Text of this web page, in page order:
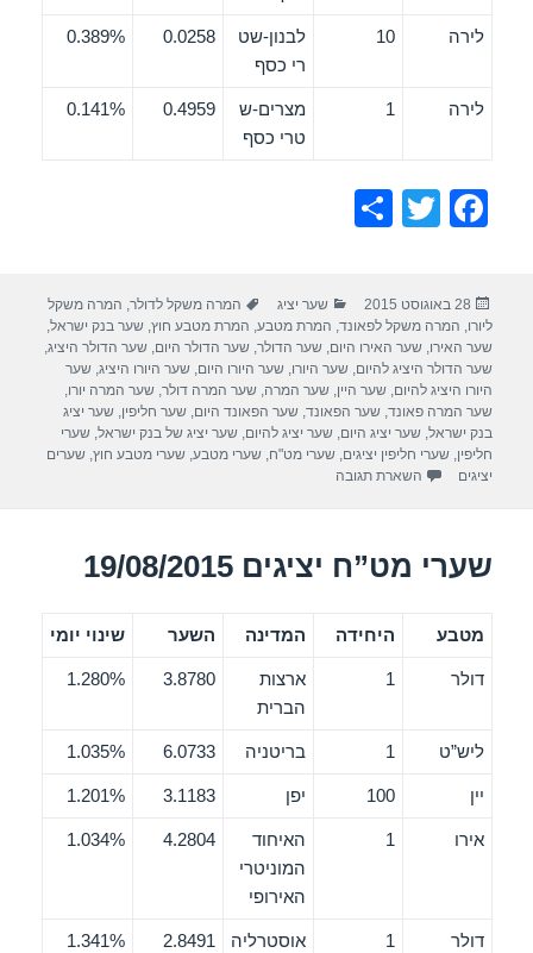
לירה 10
לבנון-שט
רי כסף
0.0258
0.389%
לירה 1
מצרים-ש
טרי כסף
0.4959
0.141%
F
e
b
o
o
k
T
er
e
פורסם
בתאריך
28 באוגוסט 2015 קטגוריות
שער יציג תגיות
המרה משקל לדולר, המרה משקל
ליורו, המרה משקל לפאונד, המרת מטבע, המרת מטבע חוץ,שער בנק ישראל,
שער האירו,שער האירו היום,שער הדולר,שער הדולר היום,שער הדולר היציג,
שער הדולר היציג להיום,שער היורו,שער היורו היום,שער היורו היציג,שער
היורו היציג להיום,שער היין,שער המרה,שער המרה דולר,שער המרה יורו,
שער המרה פאונד,שער הפאונד,שער הפאונד היום,שער חליפין,שער יציג
בנק ישראל,שער יציג היום,שער יציג להיום,שער יציג של בנק ישראל,שערי
חליפין,שערי חליפין יציגים,שערי מט"ח,שערי מטבע,שערי מטבע חוץ,שערים
יציגים
השארת תגובה
שערי מט”ח יציגים 19/08/2015
מטבע היחידה המדינה השער שינוי יומי
דולר 1
ארצות
הברית
3.8780
1.280%
ליש”ט 1 בריטניה 6.0733
1.035%
יין 100 יפן 3.1183
1.201%
אירו 1
האיחוד
המוניטרי
האירופי
4.2804
1.034%
דולר 1 אוסטרליה 2.8491
1.341%